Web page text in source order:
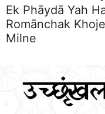
Ek Phāydā Yah
Romānchak
Milne